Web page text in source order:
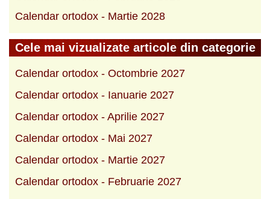
Calendar ortodox - Martie 2028
Cele mai vizualizate articole din categorie
Calendar ortodox - Octombrie 2027
Calendar ortodox - Ianuarie 2027
Calendar ortodox - Aprilie 2027
Calendar ortodox - Mai 2027
Calendar ortodox - Martie 2027
Calendar ortodox - Februarie 2027